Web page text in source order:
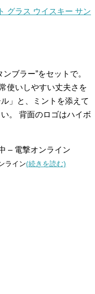
グラス ウイスキー サン
ブラー”をセットで。
使いしやすい丈夫さを
」と、ミントを添えて
。 背面のロゴはハイボ
– 電撃オンライン
ライン(続きを読む)